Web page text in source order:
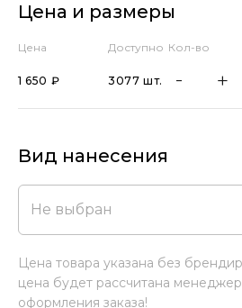
Цена и размеры
Цена Доступно Кол-во
1 650 ₽ 3077 шт.
Вид нанесения
Не выбран
Цена товара указана без
цена будет рассчитана
оформления заказа!